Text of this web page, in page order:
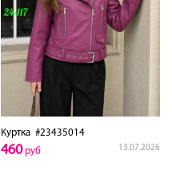
Куртка #23435014
13.07.2026
460руб